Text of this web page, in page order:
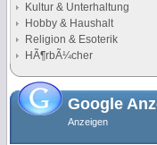
Kultur & Unterhaltung
Hobby & Haushalt
Religion & Esoterik
HÃ¶rbÃ¼cher
Google
Anzeigen